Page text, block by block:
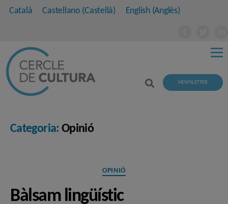
Català Castellano (Castellà) English(Anglès)
NEWSLETTER
Categoria: Opinió
Categories
OPINIÓ
Bàlsam lingüístic